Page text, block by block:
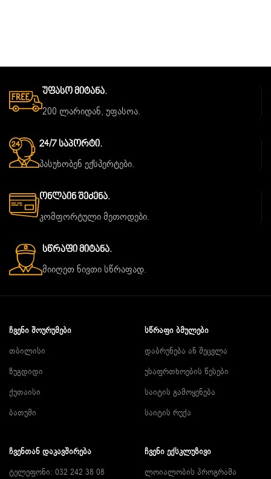
Უფასო Მიტანა.
200 ლარიდან, უფასოა.
24/7 Საპორტი.
პასუხობენ ექსპერტები.
Ონლაინ Შეძენა.
კომფორტული მეთოდები.
Სწრაფი Მიტანა.
მიიღეთ ნივთი სწრაფად.
ᲩᲕᲔᲜᲘ ᲨᲝᲣᲠᲣᲛᲔᲑᲘ
თბილისი
ზუგდიდი
ქუთაისი
ბათუმი
ᲡᲬᲠᲐᲤᲘ ᲑᲛᲣᲚᲔᲑᲘ
დაბრუნება ან შეცვლა
უსაფრთხოების წესები
საიტის გამოყენება
საიტის რუქა
ᲩᲕᲔᲜᲗᲐᲜ ᲓᲐᲙᲐᲕᲨᲘᲠᲔᲑᲐ
ტელეფონი: 032 242 38 08
ᲩᲕᲔᲜᲘ ᲔᲥᲡᲙᲚᲣᲖᲘᲕᲘ
ლოიალობის პროგრამა